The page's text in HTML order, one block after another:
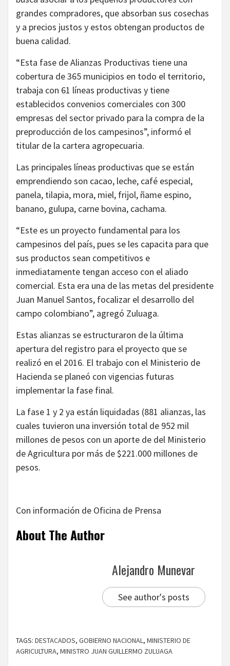
grandes compradores, que absorban sus cosechas
y a precios justos y estos obtengan productos de
buena calidad.
“Esta fase de Alianzas Productivas tiene una
cobertura de 365 municipios en todo el territorio,
trabaja con 61 líneas productivas y tiene
establecidos convenios comerciales con 300
empresas del sector privado para la compra de la
preproducción de los campesinos”, informó el
titular de la cartera agropecuaria.
Las principales líneas productivas que se están
emprendiendo son cacao, leche, café especial,
panela, tilapia, mora, miel, frijol, ñame espino,
banano, gulupa, carne bovina, cachama.
“Este es un proyecto fundamental para los
campesinos del país, pues se les capacita para que
sus productos sean competitivos e
inmediatamente tengan acceso con el aliado
comercial. Esta era una de las metas del presidente
Juan Manuel Santos, focalizar el desarrollo del
campo colombiano”, agregó Zuluaga.
Estas alianzas se estructuraron de la última
apertura del registro para el proyecto que se
realizó en el 2016. El trabajo con el Ministerio de
Hacienda se planeó con vigencias futuras
implementar la fase final.
La fase 1 y 2 ya están liquidadas (881 alianzas, las
cuales tuvieron una inversión total de 952 mil
millones de pesos con un aporte de del Ministerio
de Agricultura por más de $221.000 millones de
pesos.
Con información de Oficina de Prensa
About The Author
Alejandro Munevar
See author's posts
TAGS: DESTACADOS, GOBIERNO NACIONAL, MINISTERIO DE
AGRICULTURA, MINISTRO JUAN GUILLERMO ZULUAGA